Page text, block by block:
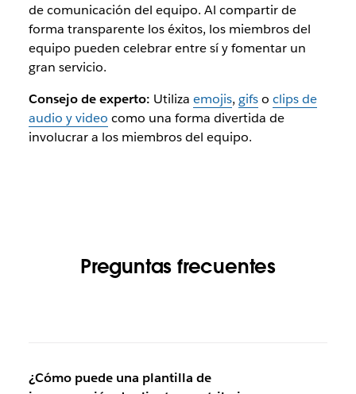
de comunicación del equipo. Al compartir de
forma transparente los éxitos, los miembros del
equipo pueden celebrar entre sí y fomentar un
gran servicio.
Consejo de experto: Utiliza emojis, gifso clips de
audio y video como una forma divertida de
involucrar a los miembros del equipo.
Preguntas frecuentes
¿Cómo puede una plantilla de